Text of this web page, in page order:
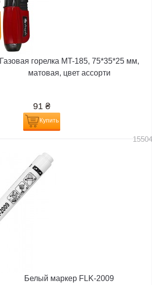
Газовая горелка MT-185, 75*35*25 мм,
матовая, цвет ассорти
91 ₴
Купить
Белый маркер FLK-2009